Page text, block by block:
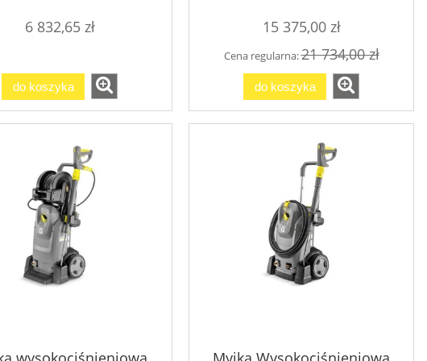
6 832,65 zł
do koszyka
15 375,00 zł
Cena regularna:21 734,00 zł
do koszyka